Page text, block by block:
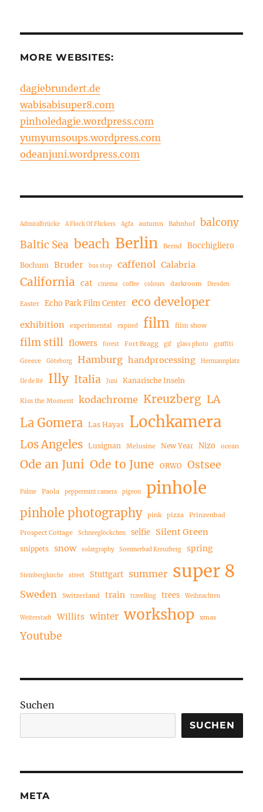
MORE WEBSITES:
dagiebrundert.de
wabisabisuper8.com
pinholedagie.wordpress.com
yumyumsoups.wordpress.com
odeanjuni.wordpress.com
Admiralbrücke A Flock Of Flickers Agfa autumn Bahnhof
balcony
Baltic Sea beach Berlin Bernd Bocchigliero
Bochum Bruder bus stop caffenol Calabria
California cat cinema coffee colours darkroom Dresden
Easter Echo Park Film Center eco developer
exhibition experimental expired film film show
film still flowers forest Fort Bragg gif glass photo graffiti
Greece Göteborg Hamburg handprocessing Hermannplatz
Ile de Ré Illy Italia Juni Kanarische Inseln
Kiss the Moment kodachrome Kreuzberg LA
La Gomera Las Hayas Lochkamera
Los Angeles Lusignan Melusine New Year Nizo ocean
Ode an Juni Ode to June ORWO Ostsee
Palme Paola peppermint camera pigeon pinhole
pinhole photography pink pizza Prinzenbad
Prospect Cottage Schneeglöckchen selfie Silent Green
snippets snow solargraphy Sommerbad Kreuzberg spring
Steinbergkirche street Stuttgart summer super 8
Sweden Switzerland train travelling trees Weihnachten
Weiterstadt Willits winter workshop xmas
Youtube
Suchen
SUCHEN
META